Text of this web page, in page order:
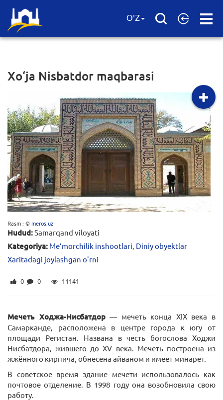
Open
O'Z
Xo‘ja Nisbatdor maqbarasi
Rasm : ©meros.uz
Hudud:Samarqand viloyati
Kategoriya: Me‘morchilik inshootlari Diniy obyektlar
Xaritadagi joylashgan o'rni
0 0 11141
Мечеть Ходжа-Нисбатдор— мечеть конца XIX века в
Самарканде, расположена в центре города к югу от
площади Регистан. Названа в честь богослова Ходжи
Нисбатдора, жившего до XV века. Мечеть построена из
жжённого кирпича, обнесена айваном и имеет минарет.
В советское время здание мечети использовалось как
почтовое отделение. В 1998 году она возобновила свою
работу.